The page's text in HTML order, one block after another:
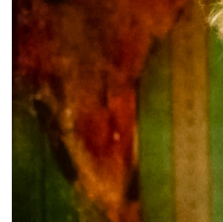
лента «Гунда» Виктора
"«Дылда» — ослепительно
срежиссированная драма.
разбивает сердца
представляет собой
красивый взгляд на жизнь
написала Даргис.
читайте наше
с исполнительницей
«Дылда» — Викторией